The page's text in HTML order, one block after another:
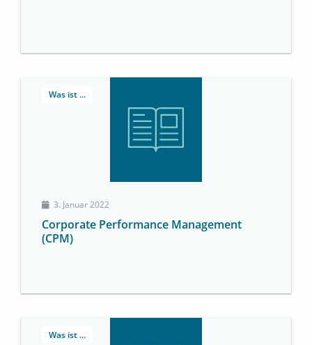
Was ist ...
3. Januar 2022
Corporate Performance Management
(CPM)
Was ist ...